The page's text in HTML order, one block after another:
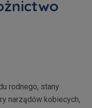
rodnego, stany
narządów kobiecych,